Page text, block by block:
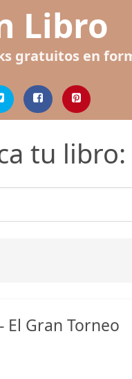
Libro
gratuitos en
tu libro:
El Gran Torneo